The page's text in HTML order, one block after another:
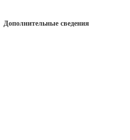
Дополнительные сведения